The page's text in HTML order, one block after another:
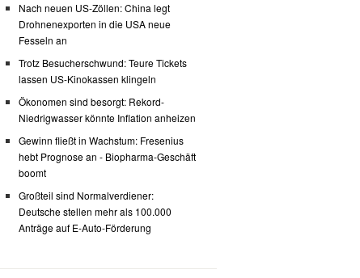
Nach neuen US-Zöllen: China legt
Drohnenexporten in die USA neue
Fesseln an
Trotz Besucherschwund: Teure Tickets
lassen US-Kinokassen klingeln
Ökonomen sind besorgt: Rekord-
Niedrigwasser könnte Inflation anheizen
Gewinn fließt in Wachstum: Fresenius
hebt Prognose an - Biopharma-Geschäft
boomt
Großteil sind Normalverdiener:
Deutsche stellen mehr als 100.000
Anträge auf E-Auto-Förderung